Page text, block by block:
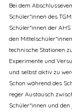
Bei dem
Schüler*innen des
Schüler*innen der AHS
den
technische Stationen
Experimente und
und selbst aktiv zu
Schon während des
reger Austausch
Schüler*innen und